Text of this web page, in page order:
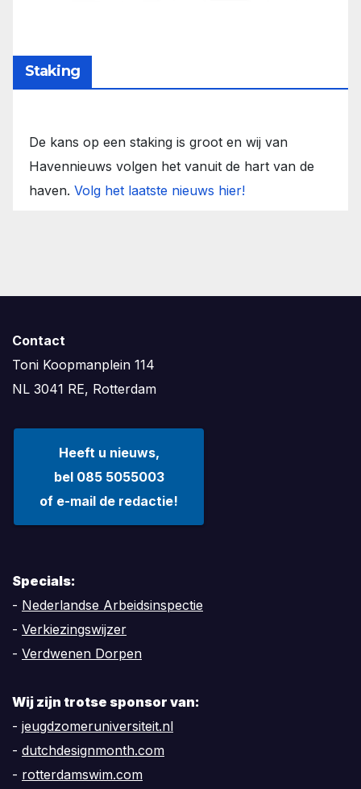
Staking
De kans op een staking is groot en wij van
Havennieuws volgen het vanuit de hart van de
haven. Volg het laatste nieuws hier!
Contact
Toni Koopmanplein 114
NL 3041 RE, Rotterdam
Heeft u nieuws,
bel 085 5055003
of e-mail de redactie!
Specials:
- Nederlandse Arbeidsinspectie
- Verkiezingswijzer
- Verdwenen Dorpen
Wij zijn trotse sponsor van:
- jeugdzomeruniversiteit.nl
- dutchdesignmonth.com
- rotterdamswim.com